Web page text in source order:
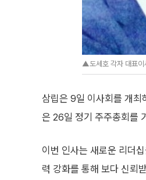
▲도세호 각자 대표이
삼립은 9일 이사회를 개최
은 26일 정기 주주총회를
이번 인사는 새로운 리더
력 강화를 통해 보다 신뢰